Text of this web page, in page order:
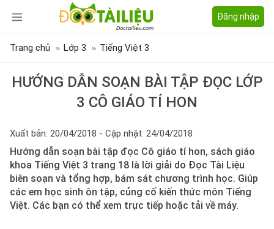
Đăng nhập
Trang chủ Lớp 3 Tiếng Việt 3
HƯỚNG DẪN SOẠN BÀI TẬP ĐỌC LỚP
3 CÔ GIÁO TÍ HON
Xuất bản: 20/04/2018 - Cập nhật: 24/04/2018
Hướng dẫn soạn bài tập đọc Cô giáo tí hon, sách giáo
khoa Tiếng Việt 3 trang 18 là lời giải do Đọc Tài Liệu
biên soạn và tổng hợp, bám sát chương trình học. Giúp
các em học sinh ôn tập, củng cố kiến thức môn Tiếng
Việt. Các bạn có thể xem trực tiếp hoặc tải về máy.